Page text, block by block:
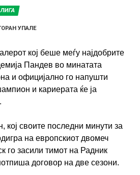
УПАЛЕ
кој беше меѓу најдобрите
Пандев во минатата
и официјално го напушти
и кариерата ќе ја
кој своите последни минути за
на европскиот двомеч
го засили тимот на Радник
договор на две сезони.